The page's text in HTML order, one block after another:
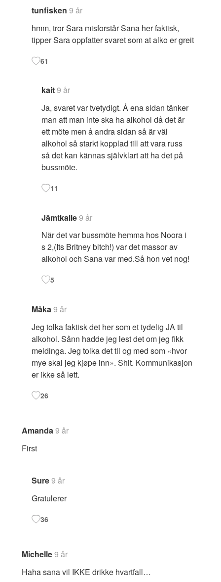
tunfisken 9 år
hmm, tror Sara misforstår Sana her faktisk,
tipper Sara oppfatter svaret som at alko er greit
61
kait9 år
Ja, svaret var tvetydigt. Å ena sidan tänker
man att man inte ska ha alkohol då det är
ett möte men å andra sidan så är väl
alkohol så starkt kopplad till att vara russ
så det kan kännas självklart att ha det på
bussmöte.
11
Jämtkalle9 år
När det var bussmöte hemma hos Noora i
s 2,(Its Britney bitch!) var det massor av
alkohol och Sana var med.Så hon vet nog!
5
Måka9 år
Jeg tolka faktisk det her som et tydelig JA til
alkohol. Sånn hadde jeg lest det om jeg fikk
meldinga. Jeg tolka det til og med som «hvor
mye skal jeg kjøpe inn». Shit. Kommunikasjon
er ikke så lett.
26
Amanda9 år
First
Sure9 år
Gratulerer
36
Michelle9 år
Haha sana vil IKKE drikke hvartfall…